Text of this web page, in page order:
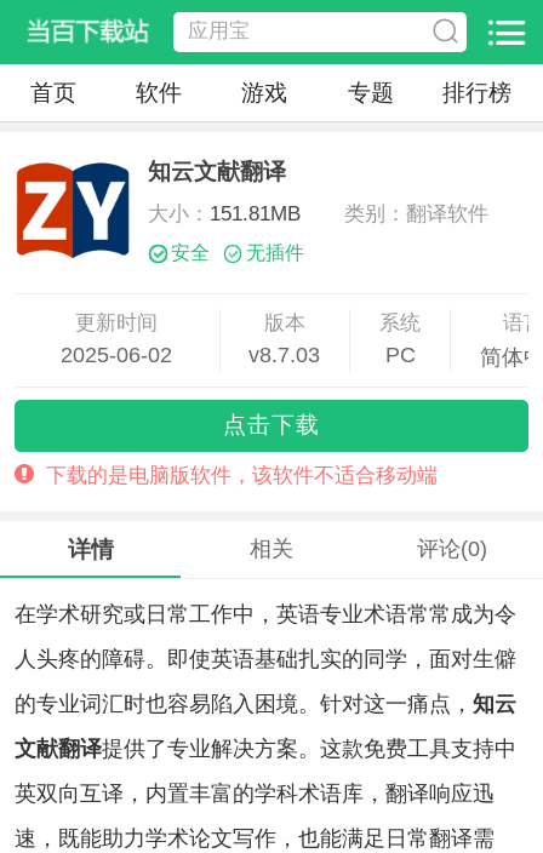
首页 软件 游戏 专题 排行榜
知云文献翻译
大小： 151.81MB 类别：翻译软件
安全 无插件
更新时间
2025-06-02
版本
v8.7.03
系统
PC
语
简体
点击下载
下载的是电脑版软件，该软件不适合移动端
详情 相关 评论(0)
在学术研究或日常工作中，英语专业术语常常成为令
人头疼的障碍。即使英语基础扎实的同学，面对生僻
的专业词汇时也容易陷入困境。针对这一痛点， 知云
文献翻译提供了专业解决方案。这款免费工具支持中
英双向互译，内置丰富的学科术语库，翻译响应迅
速，既能助力学术论文写作，也能满足日常翻译需